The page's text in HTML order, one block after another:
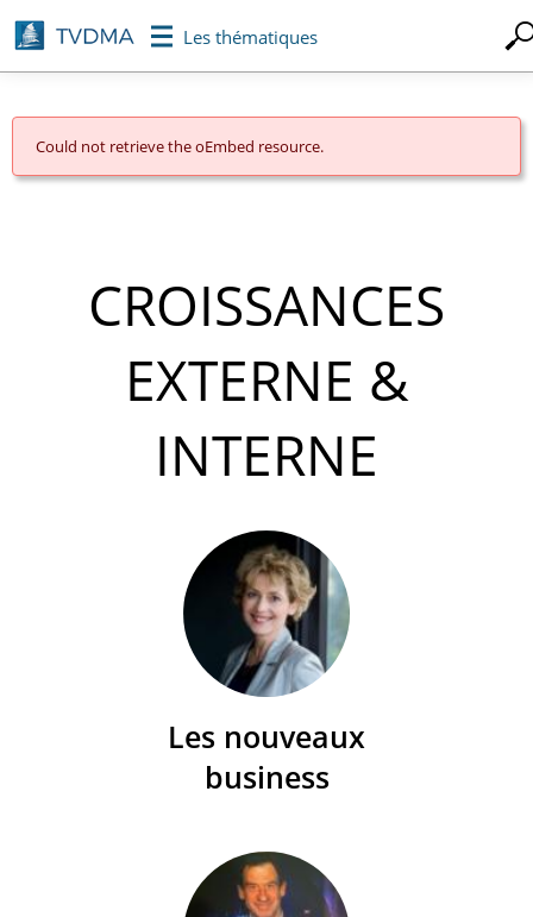
Aller
au
contenu
principal
Les thématiques
MESSAGE
Could not retrieve the oEmbed resource.
CROISSANCES
EXTERNE &
INTERNE
Les nouveaux
business